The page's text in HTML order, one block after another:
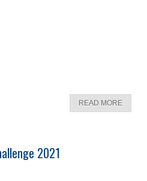
READ MORE
2021